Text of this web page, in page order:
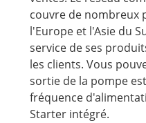
couvre de nombreux
l'Europe et l'Asie du
service de ses
les clients. Vous
sortie de la pompe
fréquence
Starter intégré.